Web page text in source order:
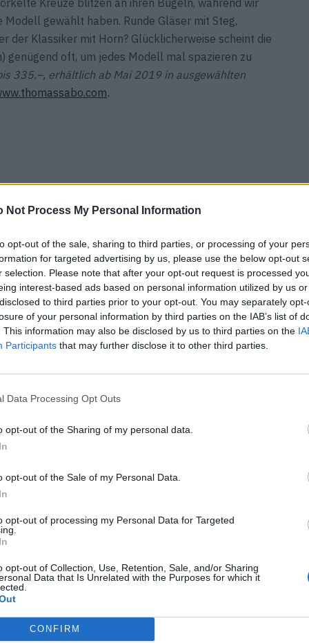
Not Process My Personal Information
opt-out of the sale, sharing to third parties, or processing of your
for targeted advertising by us, please use the below opt-out
selection. Please note that after your opt-out request is processed
interest-based ads based on personal information utilized by us
to third parties prior to your opt-out. You may separately
of your personal information by third parties on the IAB’s list of
This information may also be disclosed by us to third parties on the
Participants that may further disclose it to other third parties.
Data Processing Opt Outs
opt-out of the Sharing of my personal data.
opt-out of the Sale of my Personal Data.
opt-out of processing my Personal Data for Targeted
opt-out of Collection, Use, Retention, Sale, and/or Sharing
Data that Is Unrelated with the Purposes for which it
CONFIRM
Kreuze blitzen an ihren Bügeln, während wir
gewählt haben. Runde Gläser mit Steg,
der Klassiker mit Horn? Glücklicherweise scheint die
genügend oft, um jedes Modell mal spazieren zu
335.–, erhältlich ab Mai 2019 in ausgewählten
.
nicht hat, kann es gleich sein lassen. Deshalb sollte
was Labels wie Giorgio Armani oder N°21 da so
Mäntel, Pumps und Taschen, deren Optik braven
mit Leinen, Baumwolle oder Strick zeigen die
tragen, gibt Iris Apfel modisch den Paradiesvogel.
so viele Ideen für neue Outfits im Kopf. Übers Alter
Wichtigeres. Zum Beispiel Schmuck,
nicht nur sammelt wie ein verzweifelter Single
Wenn sie nicht zeichnet, schreibt Iris Apfel. In
des Alters“ verteilt sie auf jeder Seite mehr
paar davon nehmen wir uns zu Herzen, denn mit
Yorker Trinkwasser liegen. Iris Apfel, „Stil ist